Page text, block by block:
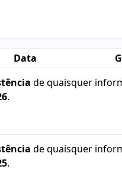
Data
de quaisquer
.
de quaisquer
.